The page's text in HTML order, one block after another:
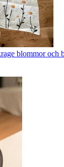
blommor och